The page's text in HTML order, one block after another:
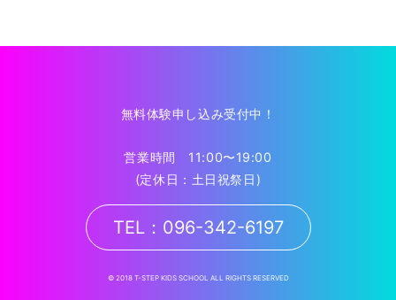
無料体験申し込み受付中！
営業時間 11:00〜19:00
(定休日：土日祝祭日)
TEL：096-342-6197
© 2018 T-STEP KIDS SCHOOL ALL RIGHTS RESERVED